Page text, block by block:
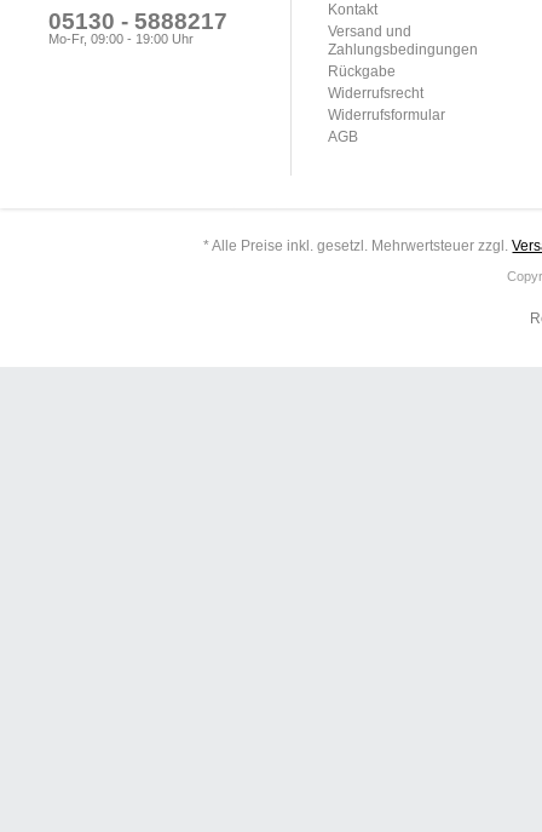
05130 - 5888217
Mo-Fr, 09:00 - 19:00 Uhr
Kontakt
Versand und
Zahlungsbedingungen
Rückgabe
Widerrufsrecht
Widerrufsformular
AGB
* Alle Preise inkl. gesetzl. Mehrwertsteuer zzgl.